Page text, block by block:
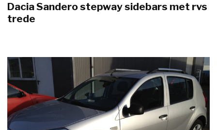
Dacia Sandero stepway sidebars met rvs
trede